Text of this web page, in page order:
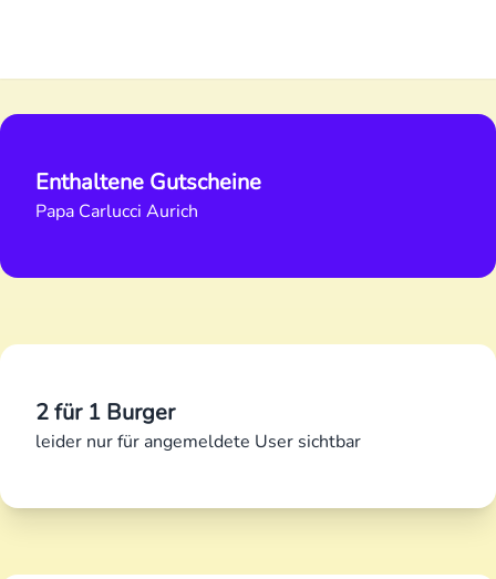
Enthaltene Gutscheine
Papa Carlucci Aurich
2 für 1 Burger
leider nur für angemeldete User sichtbar